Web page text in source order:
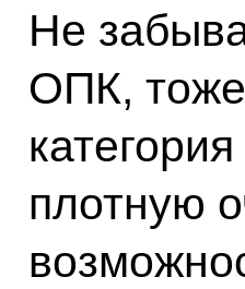
Не
ОПК,
плотную